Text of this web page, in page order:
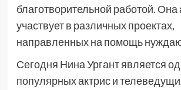
благотворительной работой. Она
участвует в различных проектах,
направленных на помощь
Сегодня Нина Ургант является
популярных актрис и